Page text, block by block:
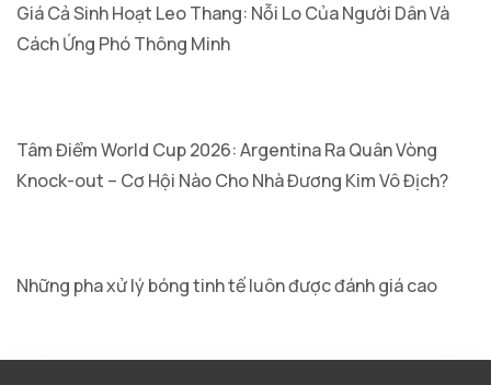
Giá Cả Sinh Hoạt Leo Thang: Nỗi Lo Của Người Dân Và
Cách Ứng Phó Thông Minh
Tâm Điểm World Cup 2026: Argentina Ra Quân Vòng
Knock-out – Cơ Hội Nào Cho Nhà Đương Kim Vô Địch?
Những pha xử lý bóng tinh tế luôn được đánh giá cao